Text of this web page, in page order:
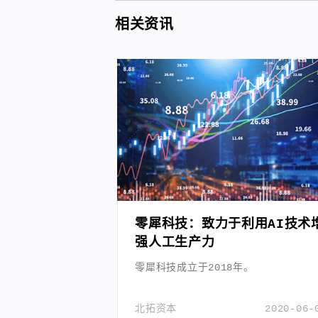
相关资讯
零犀科技：致力于利用AI技术
强人工生产力
零犀科技成立于2018年。
2020-06-
北拓资本